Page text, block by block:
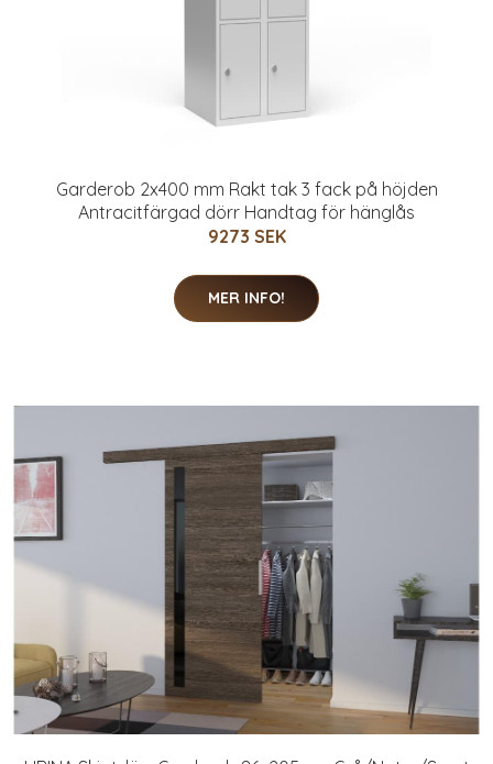
Garderob 2x400 mm Rakt tak 3 fack på höjden
Antracitfärgad dörr Handtag för hänglås
9273 SEK
MER INFO!